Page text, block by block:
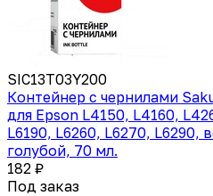
SIC13T03Y200
Контейнер с чернилами
для Epson L4150, L4160,
L6190, L6260, L6270,
голубой, 70 мл.
182 ₽
Под заказ